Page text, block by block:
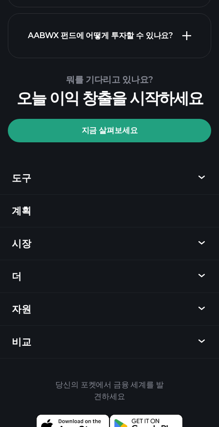
AABWX 펀드에 어떻게 투자할 수 있나요?
Playtrade Tournaments
추천 브로커
뭐를 기다리고 있나요?
오늘 이익 창출을 시작하세요
지금 살펴보세요
도구
발견
차트
뉴스
학습 허브
메신저
계획
시장
개요
외환
지수
더
제휴사가 되다
회사
Playtrade 소개
자원
도움말 센터
개인 정보 보호 정책
비교
Yahoo Finance
당신의 포켓에서 금융 세계를 발
견하세요